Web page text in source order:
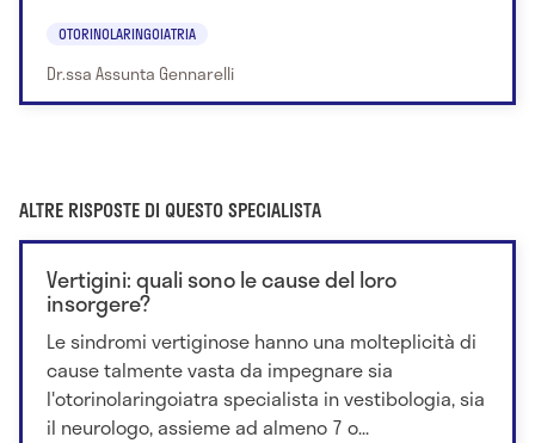
OTORINOLARINGOIATRIA
Dr.ssa Assunta Gennarelli
ALTRE RISPOSTE DI QUESTO SPECIALISTA
Vertigini: quali sono le cause del loro
insorgere?
Le sindromi vertiginose hanno una molteplicità di
cause talmente vasta da impegnare sia
l'otorinolaringoiatra specialista in vestibologia, sia
il neurologo, assieme ad almeno 7 o...